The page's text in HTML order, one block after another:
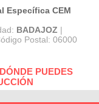
Específica CEM
BADAJOZ |
Postal: 06000
PUEDES